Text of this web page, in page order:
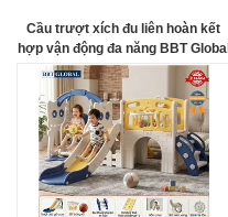
Cầu trượt xích đu liên hoàn kết
hợp vận động đa năng BBT Global
BSL414